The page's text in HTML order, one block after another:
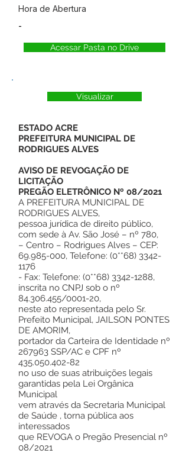
Hora de Abertura
-
Acessar Pasta no Drive
Visualizar
ESTADO ACRE
PREFEITURA MUNICIPAL DE
RODRIGUES ALVES
AVISO DE REVOGAÇÃO DE
LICITAÇÃO
PREGÃO ELETRÔNICO Nº 08/2021
A PREFEITURA MUNICIPAL DE
RODRIGUES ALVES,
pessoa jurídica de direito público,
com sede à Av. São José – nº 780,
– Centro – Rodrigues Alves – CEP:
69.985-000, Telefone: (0**68) 3342-
1176
- Fax: Telefone: (0**68) 3342-1288,
inscrita no CNPJ sob o nº
84.306.455/0001-20,
neste ato representada pelo Sr.
Prefeito Municipal, JAILSON PONTES
DE AMORIM,
portador da Carteira de Identidade nº
267963 SSP/AC e CPF nº
435.050.402-82
no uso de suas atribuições legais
garantidas pela Lei Orgânica
Municipal
vem através da Secretaria Municipal
de Saúde , torna pública aos
interessados
que REVOGA o Pregão Presencial nº
08/2021